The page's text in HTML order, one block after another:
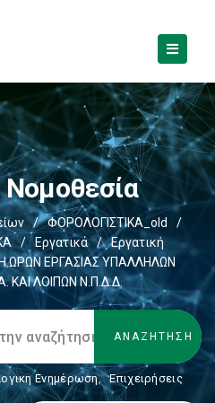
Νομοθεσία
/ ΦΟΡΟΛΟΓΙΣΤΙΚΑ_old
/
/ Εργατικά /
Εργατική
ΩΡΩΝ ΕΡΓΑΣΙΑΣ ΥΠΑΛΛΗΛΩΝ
ΚΑΙ ΛΟΙΠΩΝ Ν.Π.Δ.Δ.
Ενημέρωση, Επιχειρήσεις